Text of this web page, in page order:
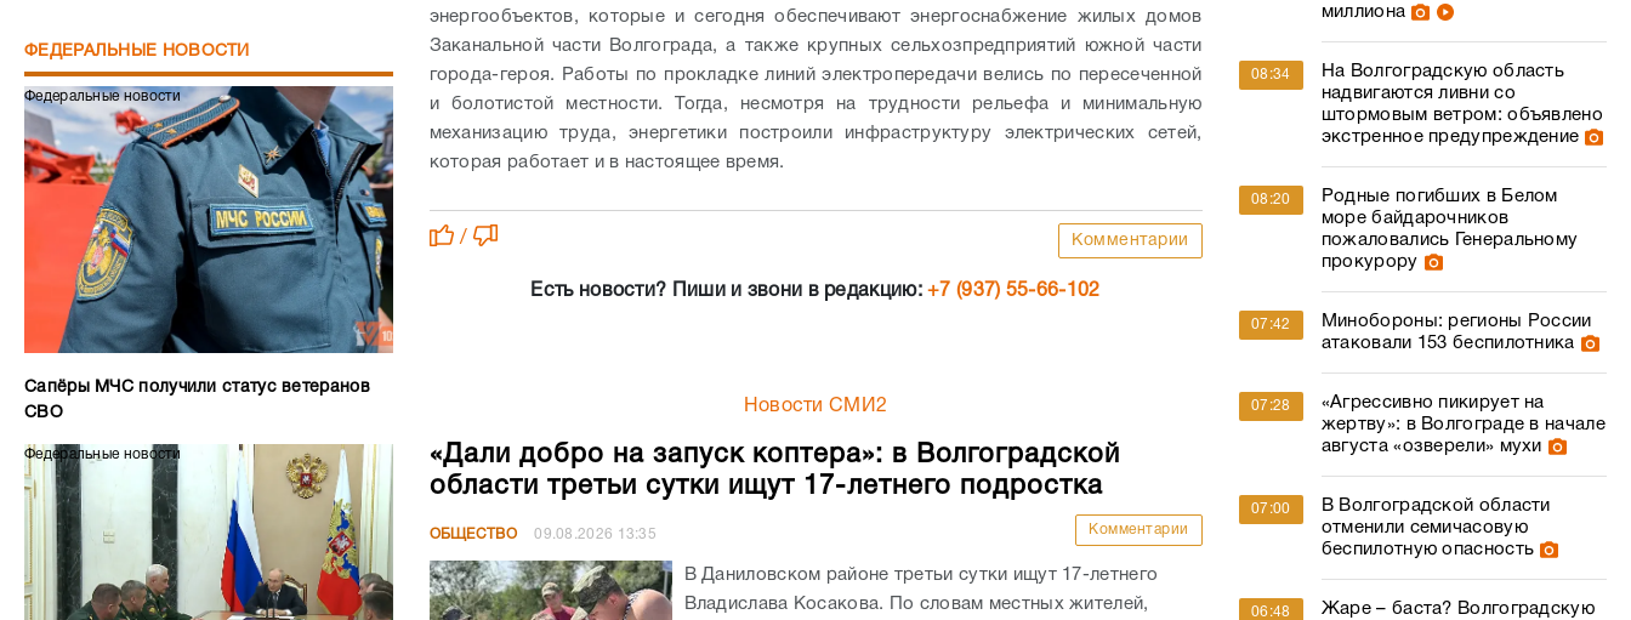
ФЕДЕРАЛЬНЫЕ НОВОСТИ
Федеральные новости
Сапёры МЧС получили статус ветеранов
СВО
Федеральные новости
энергообъектов, которые и сегодня обеспечивают энергоснабжение жилых домов
Заканальной части Волгограда, а также крупных сельхозпредприятий южной части
города-героя. Работы по прокладке линий электропередачи велись по пересеченной
и болотистой местности. Тогда, несмотря на трудности рельефа и минимальную
механизацию труда, энергетики построили инфраструктуру электрических сетей,
которая работает и в настоящее время.
/ Комментарии
Есть новости? Пиши и звони в редакцию:+7 (937) 55-66-102
Новости СМИ2
«Дали добро на запуск коптера»: в Волгоградской
области третьи сутки ищут 17-летнего подростка
ОБЩЕСТВО 09.08.2026 13:35 Комментарии
В Даниловском районе третьи сутки ищут 17-летнего
Владислава Косакова. По словам местных жителей,
миллиона
08:34
На Волгоградскую область
надвигаются ливни со
штормовым ветром: объявлено
экстренное предупреждение
08:20
Родные погибших в Белом
море байдарочников
пожаловались Генеральному
прокурору
07:42
Минобороны: регионы России
атаковали 153 беспилотника
07:28
«Агрессивно пикирует на
жертву»: в Волгограде в начале
августа «озверели» мухи
07:00
В Волгоградской области
отменили семичасовую
беспилотную опасность
06:48
Жаре – баста? Волгоградскую